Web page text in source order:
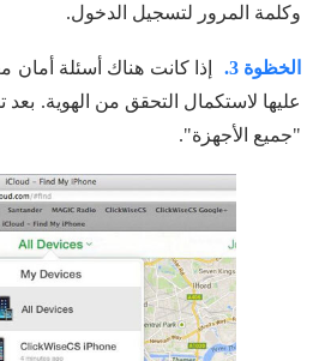
وكلمة المرور لتسجيل الدخول.
الخظوة 3.
إذا كانت هناك أسئلة أمان
عليها لاستكمال التحقق من الهوية.
"جميع الأجهزة".